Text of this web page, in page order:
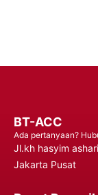
BT-ACC
Ada pertanyaan?
Jl.kh hasyim
Jakarta Pusat